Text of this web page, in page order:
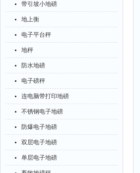
带引坡小地磅
地上衡
电子平台秤
地秤
防水地磅
电子磅秤
连电脑带打印地磅
不锈钢电子地磅
防爆电子地磅
双层电子地磅
单层电子地磅